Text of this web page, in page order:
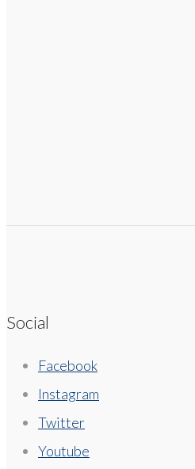
Social
Facebook
Instagram
Twitter
Youtube